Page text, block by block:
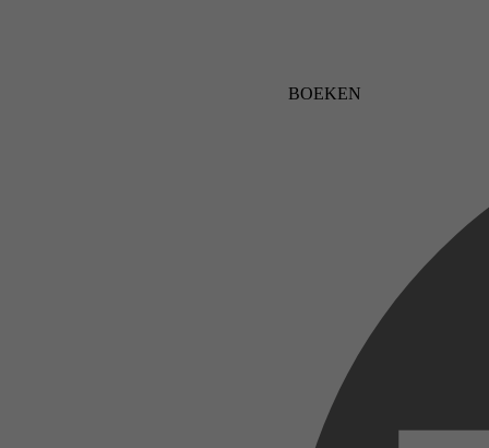
BOEKEN